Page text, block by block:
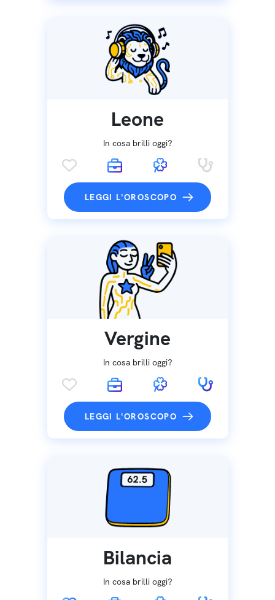
Leone
In cosa brilli oggi?
LEGGI L'OROSCOPO
Vergine
In cosa brilli oggi?
LEGGI L'OROSCOPO
Bilancia
In cosa brilli oggi?